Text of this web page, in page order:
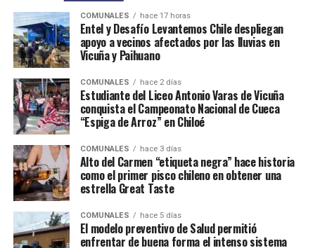
COMUNALES hace 17 horas
Entel y Desafío Levantemos Chile despliegan
apoyo a vecinos afectados por las lluvias en
Vicuña y Paihuano
COMUNALES hace 2 días
Estudiante del Liceo Antonio Varas de Vicuña
conquista el Campeonato Nacional de Cueca
“Espiga de Arroz” en Chiloé
COMUNALES hace 3 días
Alto del Carmen “etiqueta negra” hace historia
como el primer pisco chileno en obtener una
estrella Great Taste
COMUNALES hace 5 días
El modelo preventivo de Salud permitió
enfrentar de buena forma el intenso sistema